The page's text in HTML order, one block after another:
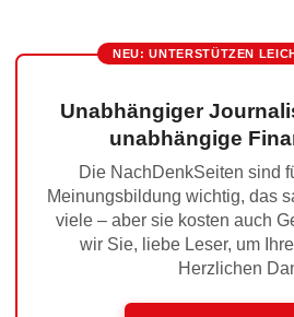
NEU: UNTERSTÜTZEN
Unabhängiger
unabhängige
Die NachDenkSeiten sind
Meinungsbildung wichtig, das
viele – aber sie kosten auch
wir Sie, liebe Leser, um
Herzlichen